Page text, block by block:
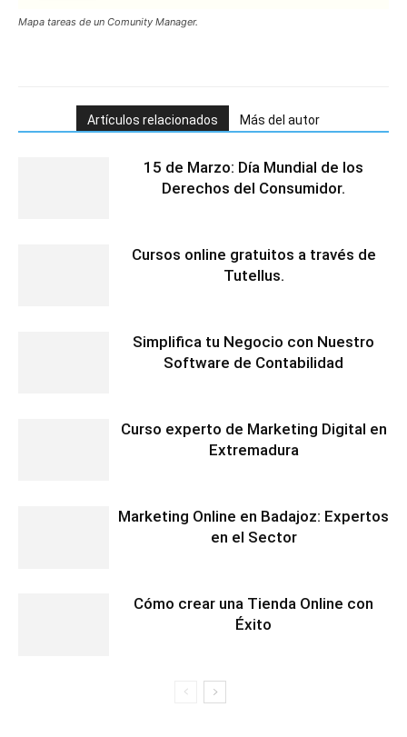
Mapa tareas de un Comunity Manager.
Artículos relacionados Más del autor
15 de Marzo: Día Mundial de los
Derechos del Consumidor.
Cursos online gratuitos a través de
Tutellus.
Simplifica tu Negocio con Nuestro
Software de Contabilidad
Curso experto de Marketing Digital en
Extremadura
Marketing Online en Badajoz: Expertos
en el Sector
Cómo crear una Tienda Online con
Éxito